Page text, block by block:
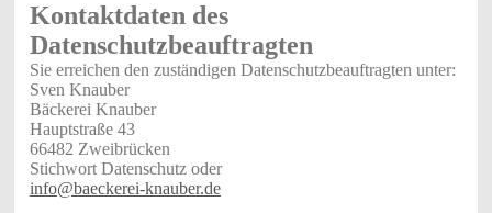
Kontaktdaten des
Datenschutzbeauftragten
Sie erreichen den zuständigen Datenschutzbeauftragten unter:
Sven Knauber
Bäckerei Knauber
Hauptstraße 43
66482 Zweibrücken
Stichwort Datenschutz oder
info@baeckerei-knauber.de